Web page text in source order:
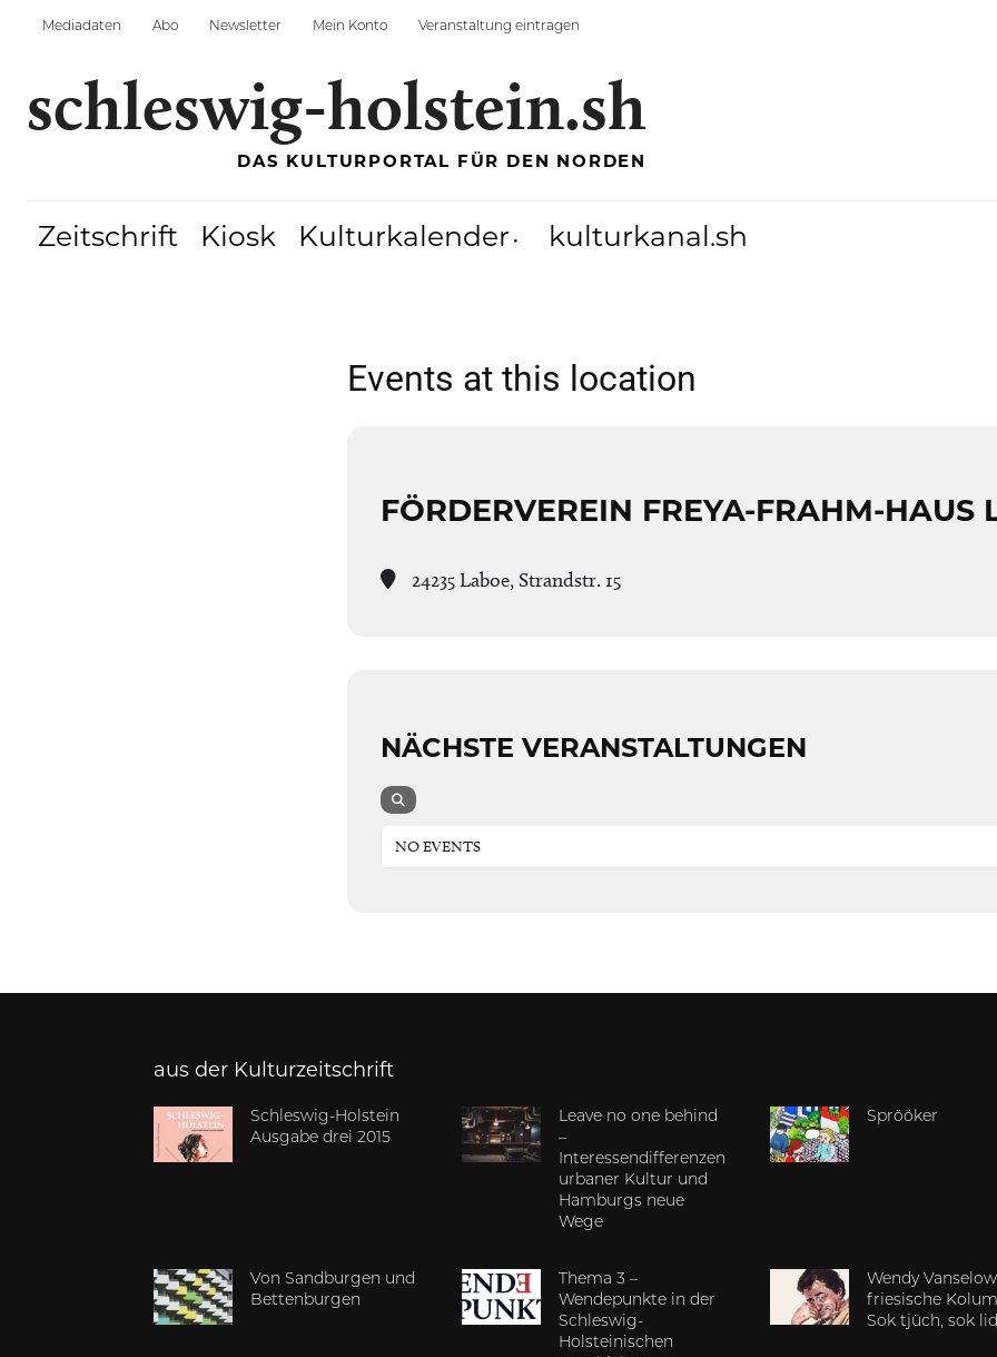
Mediadaten Abo Newsletter Mein Konto Veranstaltung eintragen
schleswig-holstein.sh
DAS KULTURPORTAL FÜR DEN NORDEN
Zeitschrift Kiosk Kulturkalender kulturkanal.sh
Events at this location
FÖRDERVEREIN FREYA-FRAHM-HAUS
24235 Laboe, Strandstr. 15
NÄCHSTE VERANSTALTUNGEN
NO EVENTS
aus der Kulturzeitschrift
Schleswig-Holstein
Ausgabe drei 2015
Leave no one behind
–
Interessendifferenzen
urbaner Kultur und
Hamburgs neue
Wege
Sprööker
Von Sandburgen und
Bettenburgen
Thema 3 –
Wendepunkte in der
Schleswig-
Holsteinischen
Wendy
friesische
Sok tjüch, sok